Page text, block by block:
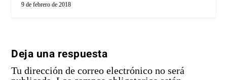
9 de febrero de 2018
Deja una respuesta
Tu dirección de correo electrónico no será